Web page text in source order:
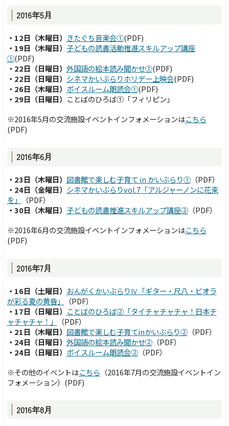
2016年5月
・12日（木曜日） きたぐち音楽会①(PDF)
・19日（木曜日） 子どもの読書活動推進スキルアップ講座
①(PDF)
・22日（日曜日） 外国語の絵本読み聞かせ①(PDF)
・22日（日曜日） シネマかいぶらりホリデー上映会(PDF)
・26日（木曜日） ボイスルーム朗読会①(PDF)
・29日（日曜日） ことばのひろば①「フィリピン」
※2016年5月の交流施設イベントインフォメーションはこちら
(PDF)
2016年6月
・23日（木曜日） 図書館で楽しむ子育て in かいぶらり①（PDF）
・24日（金曜日） シネマかいぶらりvol.7「アルジャーノンに花束
を」
（PDF）
・30日（木曜日） 子どもの読書推進スキルアップ講座②（PDF）
※2016年6月の交流施設イベントインフォメーションはこちら
(PDF)
2016年7月
・16日（土曜日） おんがくかいぶらりⅣ「ギター・尺八・ビオラ
が彩る夏の黄昏」
（PDF）
・17日（日曜日） ことばのひろば②「タイチャチャチャ！日本チ
ャチャチャ！」
（PDF）
・21日（木曜日） 図書館で楽しむ子育てinかいぶらり②（PDF）
・24日（日曜日） 外国語の絵本読み聞かせ②（PDF）
・24日（日曜日） ボイスルーム朗読会②（PDF）
※その他のイベントはこちら （2016年7月の交流施設イベントイン
フォメーション） (PDF)
2016年8月